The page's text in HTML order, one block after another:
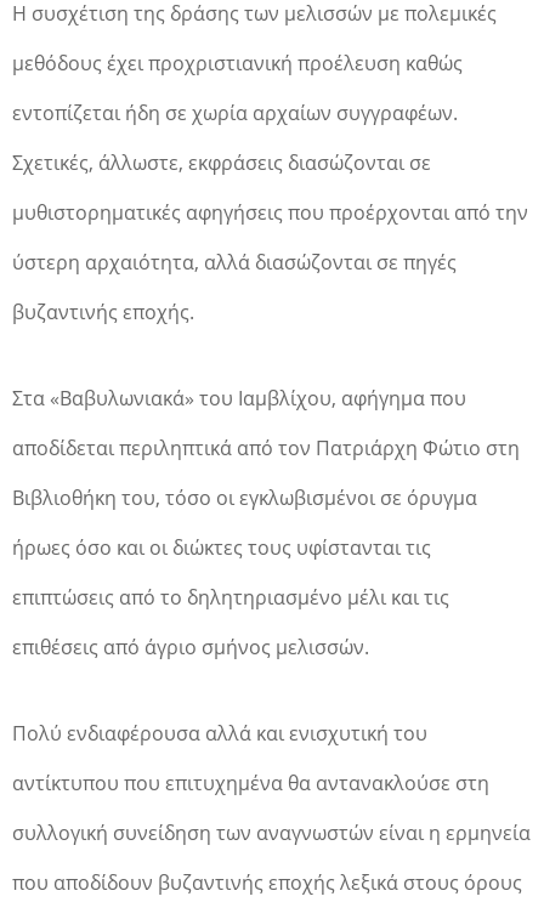
Η συσχέτιση της δράσης των μελισσών με πολεμικές
μεθόδους έχει προχριστιανική προέλευση καθώς
εντοπίζεται ήδη σε χωρία αρχαίων συγγραφέων.
Σχετικές, άλλωστε, εκφράσεις διασώζονται σε
μυθιστορηματικές αφηγήσεις που προέρχονται από την
ύστερη αρχαιότητα, αλλά διασώζονται σε πηγές
βυζαντινής εποχής.
Στα «Βαβυλωνιακά» του Ιαμβλίχου, αφήγημα που
αποδίδεται περιληπτικά από τον Πατριάρχη Φώτιο στη
Βιβλιοθήκη του, τόσο οι εγκλωβισμένοι σε όρυγμα
ήρωες όσο και οι διώκτες τους υφίστανται τις
επιπτώσεις από το δηλητηριασμένο μέλι και τις
επιθέσεις από άγριο σμήνος μελισσών.
Πολύ ενδιαφέρουσα αλλά και ενισχυτική του
αντίκτυπου που επιτυχημένα θα αντανακλούσε στη
συλλογική συνείδηση των αναγνωστών είναι η ερμηνεία
που αποδίδουν βυζαντινής εποχής λεξικά στους όρους